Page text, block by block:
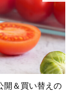
開＆買い替えの